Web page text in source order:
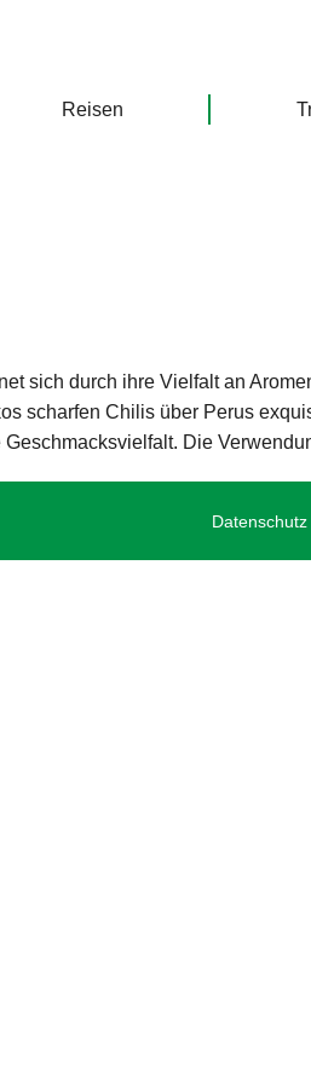
Reisen
sich durch ihre Vielfalt an
scharfen Chilis über Perus
Die
Datenschutz